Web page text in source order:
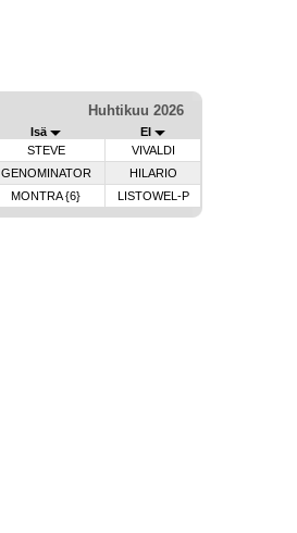
Huhtikuu 2026
Isä
EI
STEVE
VIVALDI
GENOMINATOR
HILARIO
MONTRA {6} LISTOWEL-P